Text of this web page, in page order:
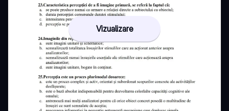
Vizualizare